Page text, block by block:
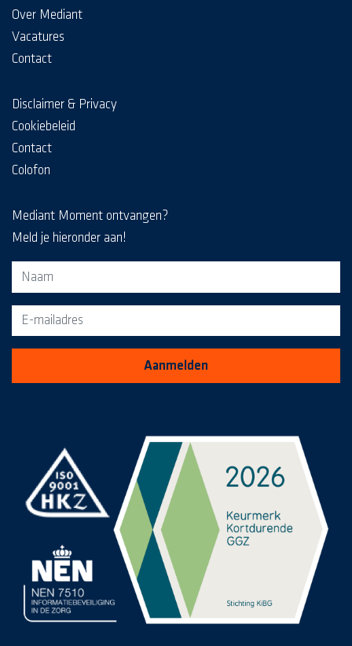
Over Mediant
Vacatures
Contact
Disclaimer & Privacy
Cookiebeleid
Contact
Colofon
Mediant Moment ontvangen?
Meld je hieronder aan!
Aanmeldformulier voor de MediaKrant
Aanmelden